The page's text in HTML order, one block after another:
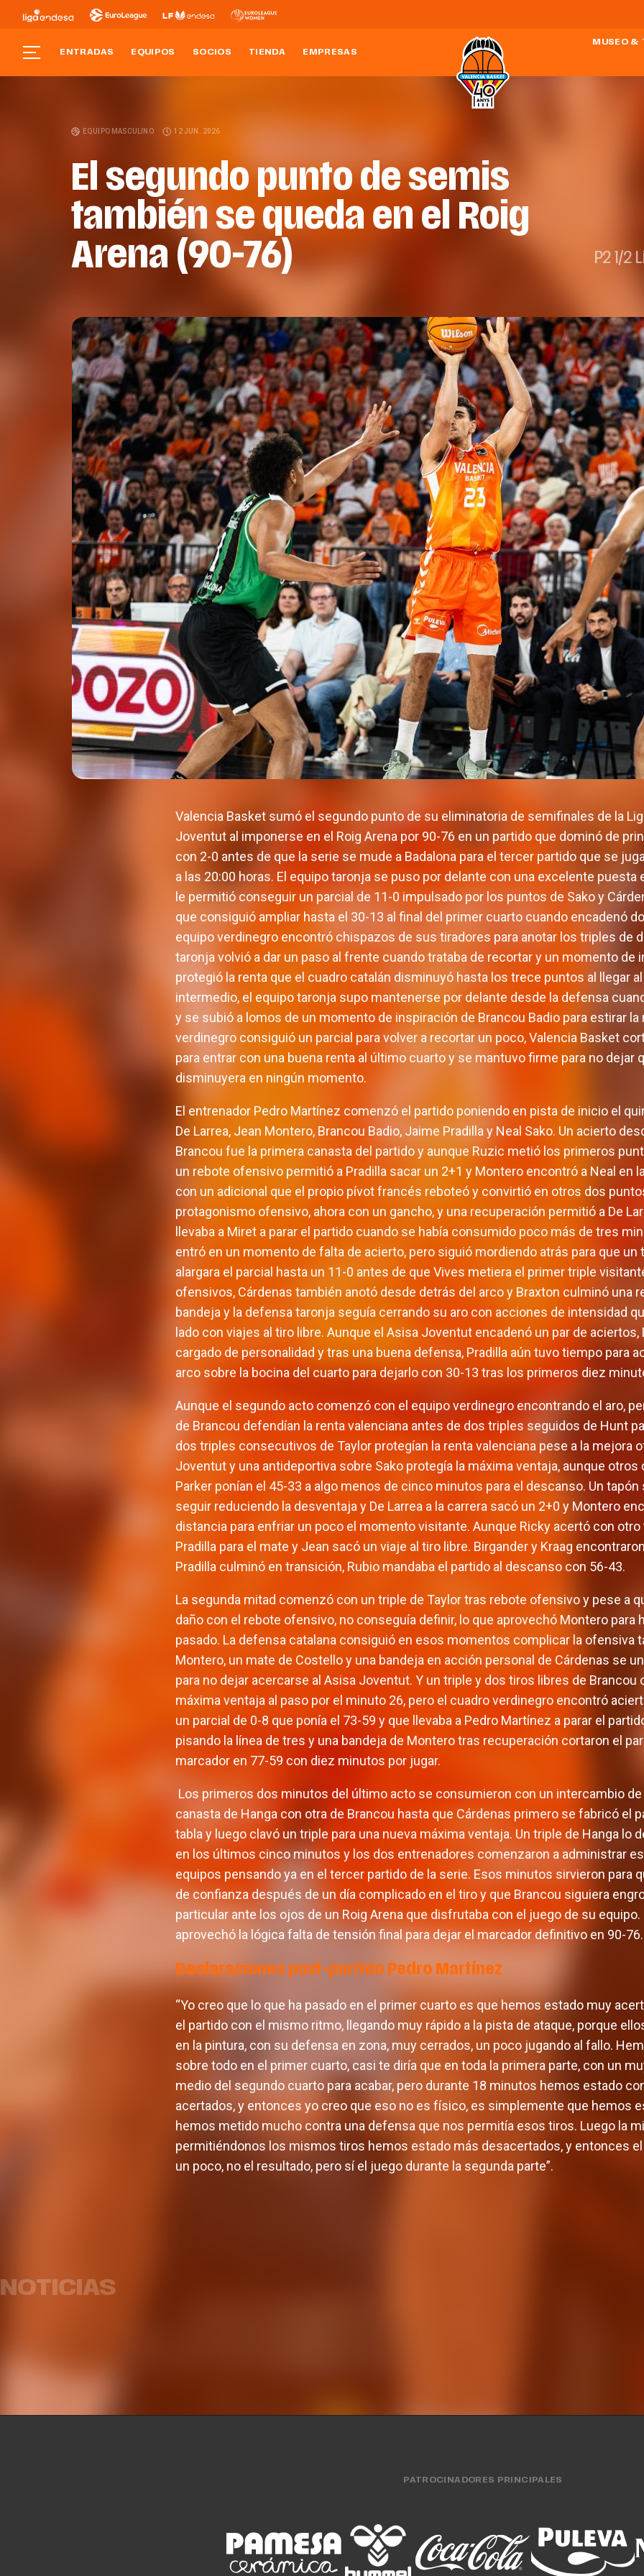
ENTRADAS EQUIPOS SOCIOS TIENDA EMPRESAS
MUSEO &
EQUIPO MASCULINO 12 JUN. 2026
El segundo punto de semis
también se queda en el Roig
Arena (90-76)
P2 1/2
Valencia Basket sumó el segundo punto de su eliminatoria de semifinales de la
Joventut al imponerse en el Roig Arena por 90-76 en un partido que dominó de
con 2-0 antes de que la serie se mude a Badalona para el tercer partido que se
a las 20:00 horas. El equipo taronja se puso por delante con una excelente
le permitió conseguir un parcial de 11-0 impulsado por los puntos de Sako y
que consiguió ampliar hasta el 30-13 al final del primer cuarto cuando encadenó
equipo verdinegro encontró chispazos de sus tiradores para anotar los triples de
taronja volvió a dar un paso al frente cuando trataba de recortar y un momento de
protegió la renta que el cuadro catalán disminuyó hasta los trece puntos al llegar
intermedio, el equipo taronja supo mantenerse por delante desde la defensa
y se subió a lomos de un momento de inspiración de Brancou Badio para estirar la
verdinegro consiguió un parcial para volver a recortar un poco, Valencia Basket
para entrar con una buena renta al último cuarto y se mantuvo firme para no dejar
disminuyera en ningún momento.
El entrenador Pedro Martínez comenzó el partido poniendo en pista de inicio el
De Larrea, Jean Montero, Brancou Badio, Jaime Pradilla y Neal Sako. Un acierto
Brancou fue la primera canasta del partido y aunque Ruzic metió los primeros
un rebote ofensivo permitió a Pradilla sacar un 2+1 y Montero encontró a Neal en
con un adicional que el propio pívot francés reboteó y convirtió en otros dos
protagonismo ofensivo, ahora con un gancho, y una recuperación permitió a De
llevaba a Miret a parar el partido cuando se había consumido poco más de tres
entró en un momento de falta de acierto, pero siguió mordiendo atrás para que un
alargara el parcial hasta un 11-0 antes de que Vives metiera el primer triple
ofensivos, Cárdenas también anotó desde detrás del arco y Braxton culminó una
bandeja y la defensa taronja seguía cerrando su aro con acciones de intensidad
lado con viajes al tiro libre. Aunque el Asisa Joventut encadenó un par de aciertos,
cargado de personalidad y tras una buena defensa, Pradilla aún tuvo tiempo para
arco sobre la bocina del cuarto para dejarlo con 30-13 tras los primeros diez
Aunque el segundo acto comenzó con el equipo verdinegro encontrando el aro,
de Brancou defendían la renta valenciana antes de dos triples seguidos de Hunt
dos triples consecutivos de Taylor protegían la renta valenciana pese a la mejora
Joventut y una antideportiva sobre Sako protegía la máxima ventaja, aunque
Parker ponían el 45-33 a algo menos de cinco minutos para el descanso. Un
seguir reduciendo la desventaja y De Larrea a la carrera sacó un 2+0 y Montero
distancia para enfriar un poco el momento visitante. Aunque Ricky acertó con
Pradilla para el mate y Jean sacó un viaje al tiro libre. Birgander y Kraag
Pradilla culminó en transición, Rubio mandaba el partido al descanso con 56-43.
La segunda mitad comenzó con un triple de Taylor tras rebote ofensivo y pese a
daño con el rebote ofensivo, no conseguía definir, lo que aprovechó Montero para
pasado. La defensa catalana consiguió en esos momentos complicar la ofensiva
Montero, un mate de Costello y una bandeja en acción personal de Cárdenas se
para no dejar acercarse al Asisa Joventut. Y un triple y dos tiros libres de Brancou
máxima ventaja al paso por el minuto 26, pero el cuadro verdinegro encontró
un parcial de 0-8 que ponía el 73-59 y que llevaba a Pedro Martínez a parar el
pisando la línea de tres y una bandeja de Montero tras recuperación cortaron el
marcador en 77-59 con diez minutos por jugar.
Los primeros dos minutos del último acto se consumieron con un intercambio de
canasta de Hanga con otra de Brancou hasta que Cárdenas primero se fabricó el
tabla y luego clavó un triple para una nueva máxima ventaja. Un triple de Hanga lo
en los últimos cinco minutos y los dos entrenadores comenzaron a administrar
equipos pensando ya en el tercer partido de la serie. Esos minutos sirvieron para
de confianza después de un día complicado en el tiro y que Brancou siguiera
particular ante los ojos de un Roig Arena que disfrutaba con el juego de su
aprovechó la lógica falta de tensión final para dejar el marcador definitivo en 90-76.
Declaraciones post-partido Pedro Martínez
“Yo creo que lo que ha pasado en el primer cuarto es que hemos estado muy
el partido con el mismo ritmo, llegando muy rápido a la pista de ataque, porque
en la pintura, con su defensa en zona, muy cerrados, un poco jugando al fallo.
sobre todo en el primer cuarto, casi te diría que en toda la primera parte, con un
medio del segundo cuarto para acabar, pero durante 18 minutos hemos estado
acertados, y entonces yo creo que eso no es físico, es simplemente que hemos
hemos metido mucho contra una defensa que nos permitía esos tiros. Luego la
permitiéndonos los mismos tiros hemos estado más desacertados, y entonces el
un poco, no el resultado, pero sí el juego durante la segunda parte”.
NOTICIAS
PATROCINADORES PRINCIPALES